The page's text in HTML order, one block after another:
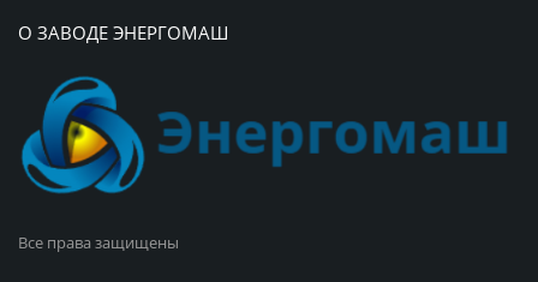
О ЗАВОДЕ ЭНЕРГОМАШ
Все права защищены